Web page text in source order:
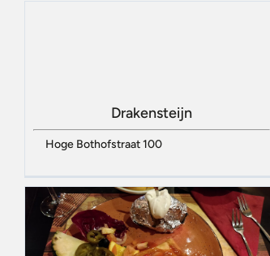
Drakensteijn
Hoge Bothofstraat 100